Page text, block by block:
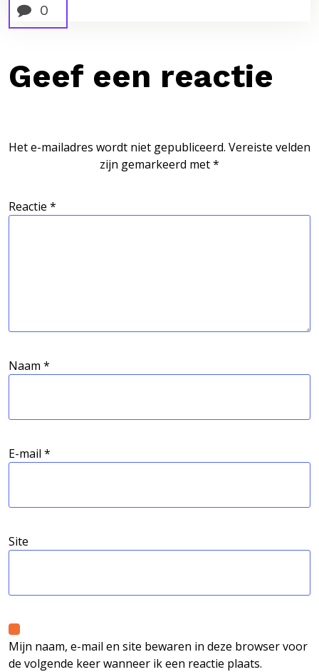
0
Geef een reactie
Het e-mailadres wordt niet gepubliceerd. Vereiste velden
zijn gemarkeerd met*
Reactie *
Naam *
E-mail *
Site
Mijn naam, e-mail en site bewaren in deze browser voor
de volgende keer wanneer ik een reactie plaats.